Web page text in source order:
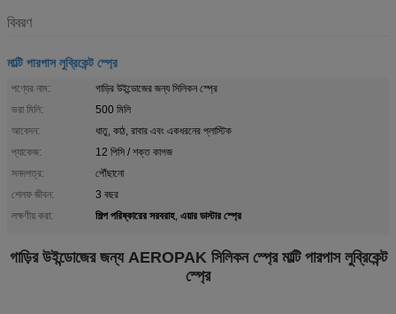
বিবরণ
মাল্টি পারপাস লুব্রিকেন্ট স্প্রে
পণ্যের নাম:
গাড়ির উইন্ডোজের জন্য সিলিকন স্প্রে
ভরা মিলি:
500 মিলি
আবেদন:
ধাতু, কাঠ, রাবার এবং একধরনের প্লাস্টিক
প্যাকেজ:
12 পিসি / শক্ত কাগজ
সনদপত্র:
পৌঁছানো
শেলফ জীবন:
3 বছর
লক্ষণীয় করা:
শিল্প পরিষ্কারের সরবরাহ, এয়ার ডাস্টার স্প্রে
গাড়ির উইন্ডোজের জন্য AEROPAK সিলিকন স্প্রে মাল্টি পারপাস লুব্রিকেন্ট
স্প্রে